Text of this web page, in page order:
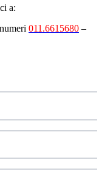
a:
011.6615680 –